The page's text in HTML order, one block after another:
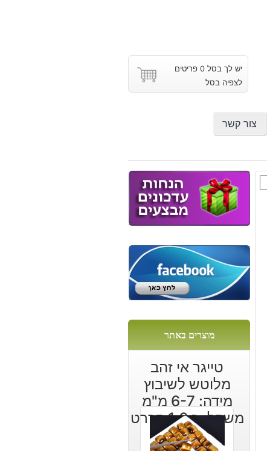
יש לך בסל 0 פריטים
לצפיה בסל
צור קשר
מוצרים באתר
טייגר אי זהב
מלוטש לשיבוץ
מידה: 6-7 מ"מ
משקל: כ 1.6 קררט